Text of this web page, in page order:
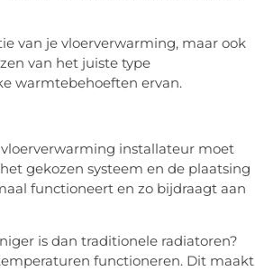
van je vloerverwarming, maar ook
van het juiste type
warmtebehoeften ervan.
installateur moet
gekozen systeem en de plaatsing
functioneert en zo bijdraagt aan
is dan traditionele radiatoren?
functioneren. Dit maakt